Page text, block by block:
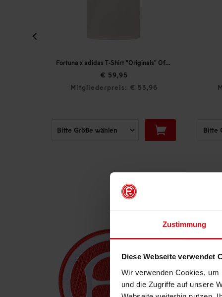
Zustimmung
Diese Webseite verwendet
Wir verwenden Cookies,
und die Zugriffe auf unsere
T-Shirt "Fortuna fühlen"
€ 24,95
Mitgliederpreis: € 12,47